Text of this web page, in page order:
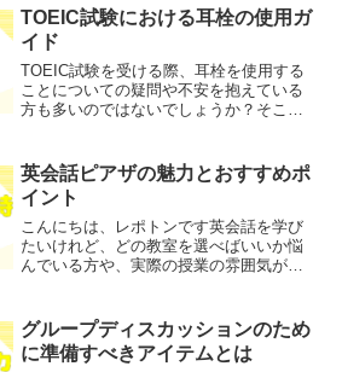
受けるべきか」「自分のスコアはどのよ
うに比較され...
TOEIC試験における耳栓の使用ガ
イド
TOEIC試験を受ける際、耳栓を使用する
ことについての疑問や不安を抱えている
方も多いのではないでしょうか？そこで
ポイントなどをわかりやすく解説しま
す！レポトンこの記...
英会話ピアザの魅力とおすすめポ
イント
こんにちは、レポトンです英会話を学び
たいけれど、どの教室を選べばいいか悩
んでいる方や、実際の授業の雰囲気が気
を、詳しくご紹介します！レポトンこの
記事は次のような人におす...
グループディスカッションのため
に準備すべきアイテムとは